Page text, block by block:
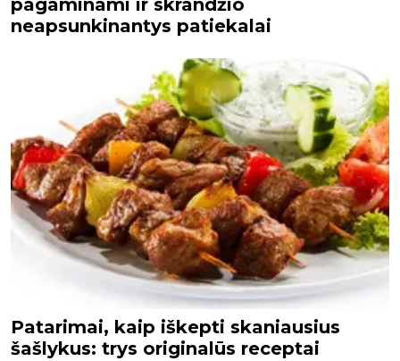
pagaminami ir skrandžio
neapsunkinantys patiekalai
Patarimai, kaip iškepti skaniausius
šašlykus: trys originalūs receptai